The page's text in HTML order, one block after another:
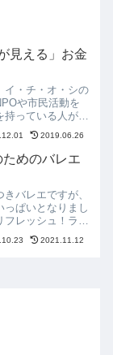
見える」お金
・チ・オ・シの
や市民活動を
持っている人が多
は１歩 踏み出し
、今回受講され
振り絞って来て
は、...
2019.06.26
めのバレエ
バレエですが、
っぱいとなりまし
フレッシュ！ラジ
しいバレエサロン
んが、大人のやさ
2021.11.12